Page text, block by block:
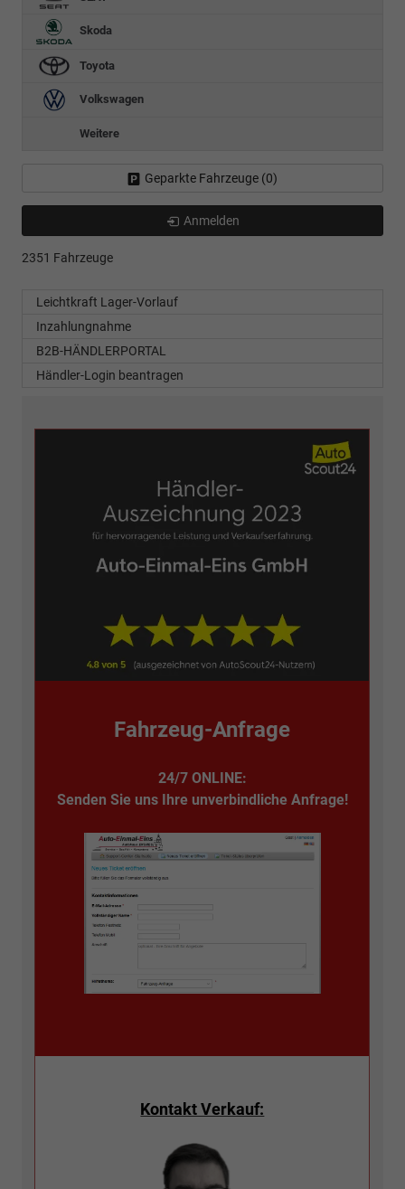
Skoda
Toyota
Volkswagen
Weitere
Geparkte Fahrzeuge (0)
Anmelden
2351 Fahrzeuge
Leichtkraft Lager-Vorlauf
Inzahlungnahme
B2B-HÄNDLERPORTAL
Händler-Login beantragen
Fahrzeug-Anfrage
24/7 ONLINE:
Senden Sie uns Ihre unverbindliche Anfrage!
Kontakt Verkauf: